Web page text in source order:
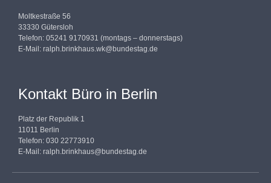
Moltkestraße 56
33330 Gütersloh
Telefon: 05241 9170931 (montags – donnerstags)
E-Mail: ralph.brinkhaus.wk@bundestag.de
Kontakt Büro in Berlin
Platz der Republik 1
11011 Berlin
Telefon: 030 22773910
E-Mail: ralph.brinkhaus@bundestag.de